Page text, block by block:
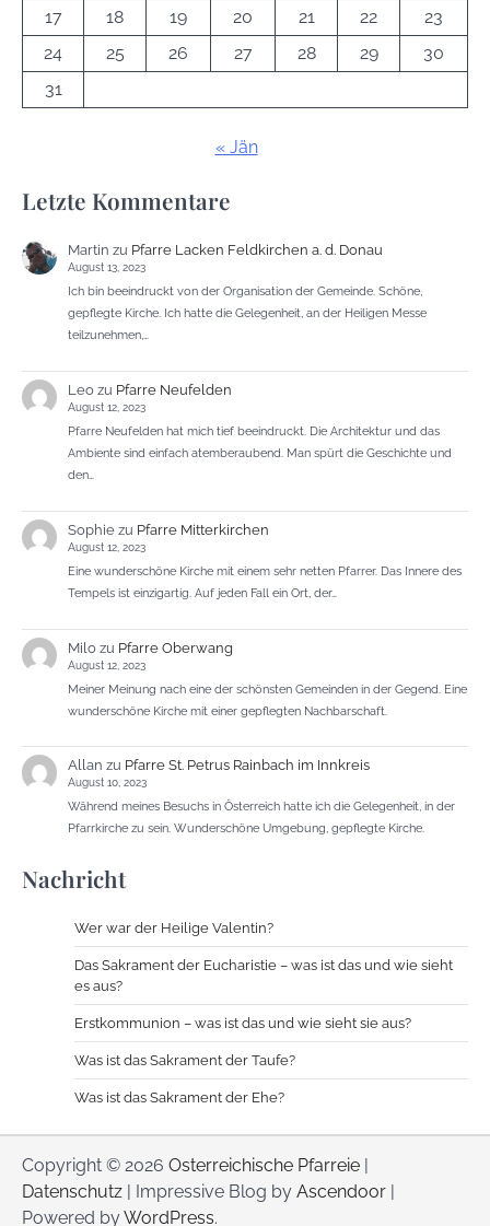
17
18 19 20 21 22
23
24
25 26 27 28 29
30
31
« Jän
Letzte Kommentare
Martin zu Pfarre Lacken Feldkirchen a. d. Donau
August 13, 2023
Ich bin beeindruckt von der Organisation der Gemeinde. Schöne,
gepflegte Kirche. Ich hatte die Gelegenheit, an der Heiligen Messe
teilzunehmen,…
Leozu Pfarre Neufelden
August 12, 2023
Pfarre Neufelden hat mich tief beeindruckt. Die Architektur und das
Ambiente sind einfach atemberaubend. Man spürt die Geschichte und
den…
Sophiezu Pfarre Mitterkirchen
August 12, 2023
Eine wunderschöne Kirche mit einem sehr netten Pfarrer. Das Innere des
Tempels ist einzigartig. Auf jeden Fall ein Ort, der…
Milozu Pfarre Oberwang
August 12, 2023
Meiner Meinung nach eine der schönsten Gemeinden in der Gegend. Eine
wunderschöne Kirche mit einer gepflegten Nachbarschaft.
Allan zu Pfarre St. Petrus Rainbach im Innkreis
August 10, 2023
Während meines Besuchs in Österreich hatte ich die Gelegenheit, in der
Pfarrkirche zu sein. Wunderschöne Umgebung, gepflegte Kirche.
Nachricht
Wer war der Heilige Valentin?
Das Sakrament der Eucharistie – was ist das und wie sieht
es aus?
Erstkommunion – was ist das und wie sieht sie aus?
Was ist das Sakrament der Taufe?
Was ist das Sakrament der Ehe?
Copyright © 2026 Osterreichische Pfarreie
Datenschutz | Impressive Blog by Ascendoor
Powered byWordPress.